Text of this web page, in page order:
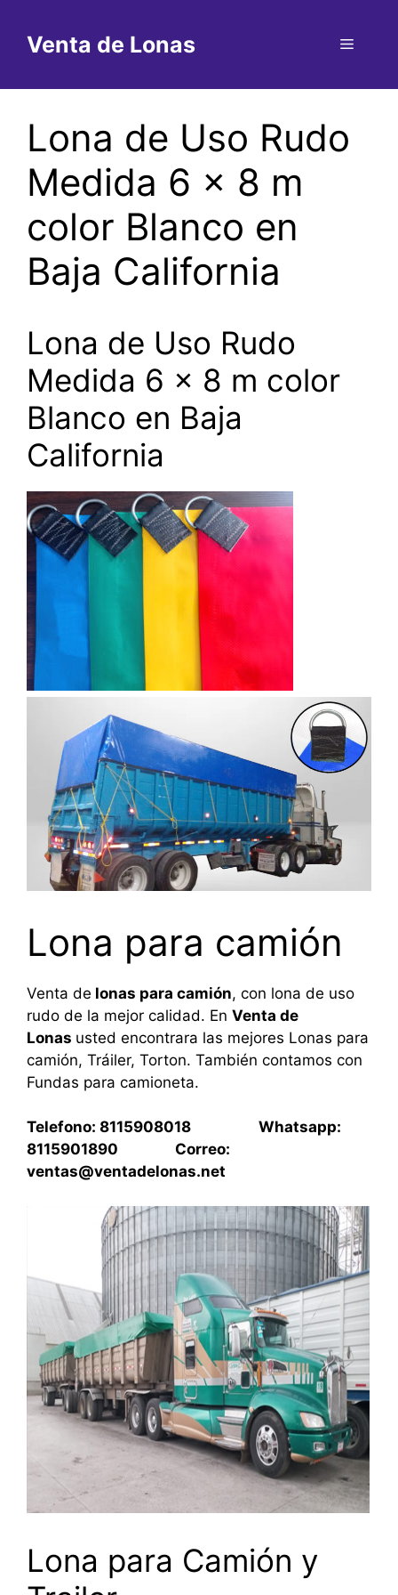
contenido
Venta de Lonas Menú
Lona de Uso Rudo
Medida 6 x 8 m
color Blanco en
Baja California
Lona de Uso Rudo
Medida 6 x 8 m color
Blanco en Baja
California
Lona para camión
Venta de lonas para camión, con lona de uso
rudo de la mejor calidad. En Venta de
Lonas usted encontrara las mejores Lonas para
camión, Tráiler, Torton. También contamos con
Fundas para camioneta.
Telefono: 8115908018 Whatsapp:
8115901890 Correo:
ventas@ventadelonas.net
Lona para Camión y